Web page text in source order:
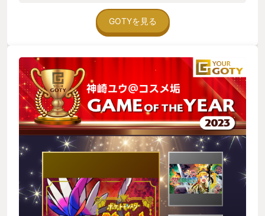
にポケモンたちが息づいてるんです。そして世界を彩るのはポ
ケモンだけでなく、個性豊かなジムリーダーやスター団のボ
ス、学校の先生たち。キャラクター性が凄く深掘りされてお
ンドイッチを作ってみんなで食べたり、記念写真を撮ったり。
ワクワクしかないこの世界に没入したらなかなか現実の世界に
戻れません。 音楽も凄い。特にジムリーダー戦！バトルの進行
状況により、段々と盛り上がる曲調へとシームレスに移行して
いくBGM。相手がラスト1体を繰り出した時には観客の歓声の
様な歌声も入り、半端じゃない高揚感に！こんなにも気分を盛
り上げてくれるジム戦は初めてでした。 そしてなんと言っても
感動するのは最高に熱いストーリー。パルデアの学校に入り、
世界を巡って自分だけの宝物を探す「宝探し」という課外授業
が主人公の冒険のメインになります。3つのストーリーが展開し
ていくのですが、その物語の中で出会う仲間やライバル達との
連帯や熱いバトル。彼らの心に秘められた想いや覚悟、それに
寄り添って行く主人公。夢中でプレイしました。そして物語の
最後の戦いの時には、「がんばれ！負けるなー！俺たちがつい
GOTYを見る